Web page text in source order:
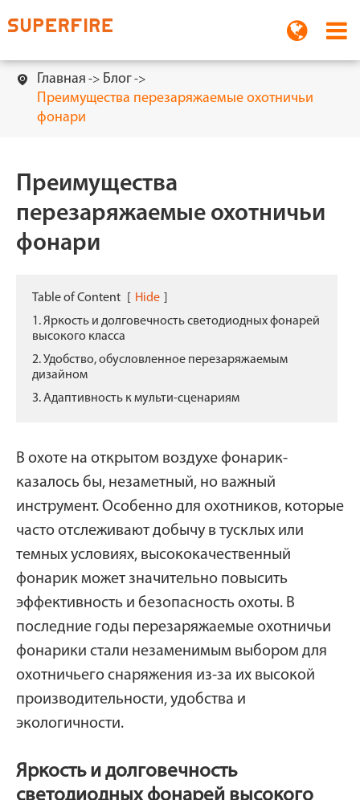
 Главная
Блог
Преимущества перезаряжаемые охотничьи
фонари
Преимущества
перезаряжаемые охотничьи
фонари
Table of Content Hide
1. Яркость и долговечность светодиодных фонарей
высокого класса
2. Удобство, обусловленное перезаряжаемым
дизайном
3. Адаптивность к мульти-сценариям
В охоте на открытом воздухе фонарик-
казалось бы, незаметный, но важный
инструмент. Особенно для охотников, которые
часто отслеживают добычу в тусклых или
темных условиях, высококачественный
фонарик может значительно повысить
эффективность и безопасность охоты. В
последние годы перезаряжаемые охотничьи
фонарики стали незаменимым выбором для
охотничьего снаряжения из-за их высокой
производительности, удобства и
экологичности.
Яркость и долговечность
светодиодных фонарей высокого